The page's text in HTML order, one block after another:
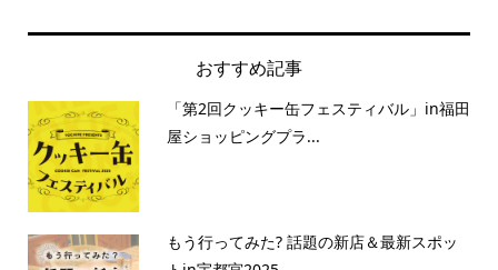
おすすめ記事
「第2回クッキー缶フェスティバル」in福田
屋ショッピングプラ...
もう行ってみた? 話題の新店＆最新スポッ